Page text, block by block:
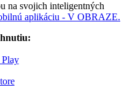
na svojich inteligentných
aplikáciu - V OBRAZE.